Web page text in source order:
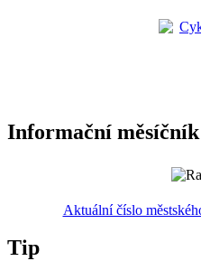
Informační měsíčník
Aktuální číslo
Tip